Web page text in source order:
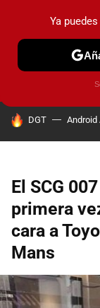
PRUEBAS
HOY SE HABLA
DGT Android
El SCG
primera
cara a
Mans
Ya